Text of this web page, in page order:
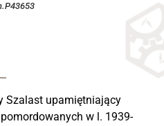
Szalast upamiętniający
w l. 1939-